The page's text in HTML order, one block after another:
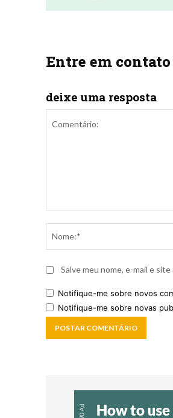
Entre em contato
deixe uma resposta
Salve meu nome, e-mail e
Notifique-me sobre novos
Notifique-me sobre novas